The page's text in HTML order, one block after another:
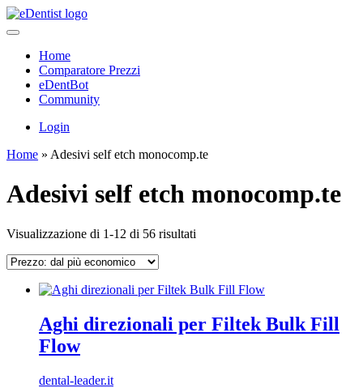
Home
Comparatore Prezzi
eDentBot
Community
Login
Home » Adesivi self etch monocomp.te
Adesivi self etch monocomp.te
Visualizzazione di 1-12 di 56 risultati
Aghi direzionali per Filtek Bulk Fill
Flow
dental-leader.it